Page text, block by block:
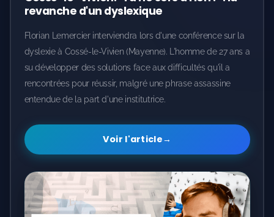
revanche d'un dyslexique
Florian Lemercier interviendra lors d'une conférence sur la
dyslexie à Cossé-le-Vivien (Mayenne). L'homme de 27 ans a
su développer des solutions face aux difficultés qu'il a
rencontrées pour réussir, malgré une phrase assassine
entendue de la part d'une institutrice.
Voir l'article→